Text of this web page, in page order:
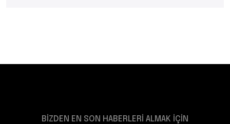
BİZDEN EN SON HABERLERİ ALMAK İÇİN